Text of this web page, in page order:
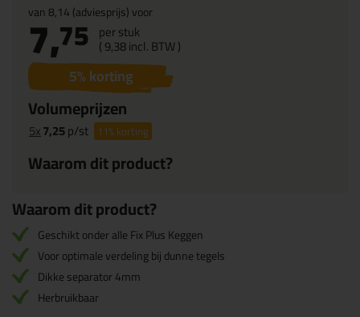
van8,14(adviesprijs) voor
7,75 per stuk
(9,38incl. BTW )
5% korting
Volumeprijzen
5x7,25p/st 11%korting
Waarom dit product?
Waarom dit product?
Geschikt onder alle Fix Plus Keggen
Voor optimale verdeling bij dunne tegels
Dikke separator 4mm
Herbruikbaar